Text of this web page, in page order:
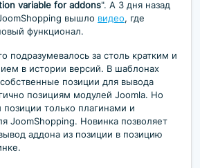
variable for addons". А 3 дня назад
вышло видео, где
функционал.
подразумевалось за столь кратким и
в истории версий. В шаблонах
позиции для вывода
позициям модулей Joomla. Но
позиции только плагинами и
JoomShopping. Новинка позволяет
аддона из позиции в позицию